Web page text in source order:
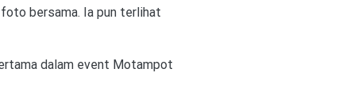
foto bersama. Ia pun terlihat
dalam event Motampot